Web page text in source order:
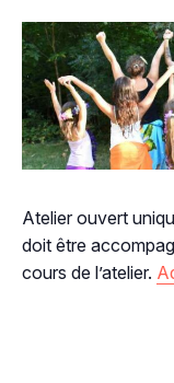
Atelier ouvert
doit être
cours de l’atelier.